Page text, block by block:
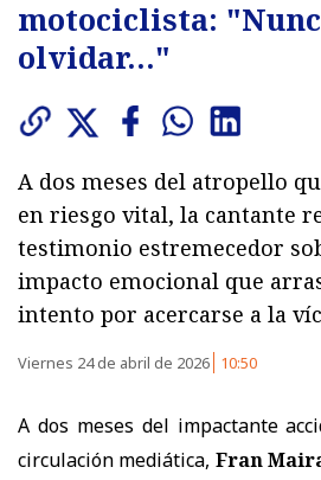
motociclista:
olvidar..."
A dos meses del atropello
en riesgo vital, la cantante
testimonio estremecedor
impacto emocional que
intento por acercarse a la
Viernes 24 de abril de 2026 10:50
A dos meses del impactante
circulación mediática, Fran